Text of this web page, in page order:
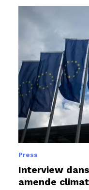
Press
Interview
amende